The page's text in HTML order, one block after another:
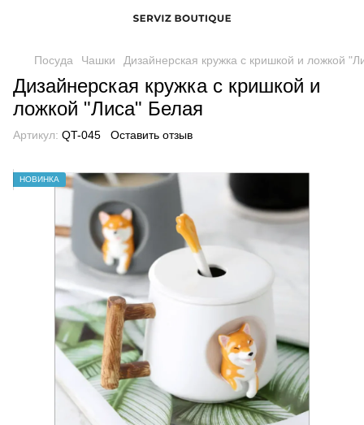
Посуда Чашки Дизайнерская кружка с кришкой и ложкой
Дизайнерская кружка с кришкой и
ложкой "Лиса" Белая
Артикул: QT-045 Оставить отзыв
НОВИНКА